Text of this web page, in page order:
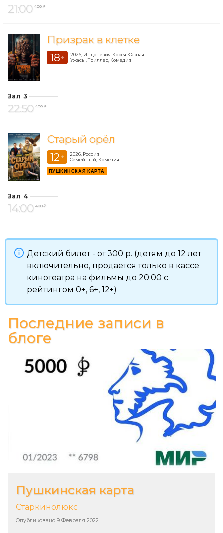
21:00 400 ₽
Призрак в клетке
18 +
2026, Индонезия, Корея Южная
Ужасы, Триллер, Комедия
Зал 3
22:50 400 ₽
Старый орёл
12 +
2026, Россия
Семейный, Комедия
ПУШКИНСКАЯ КАРТА
Зал 4
14:00 400 ₽
Детский билет - от 300 р. (детям до 12 лет
включительно, продается только в кассе
кинотеатра на фильмы до 20:00 с
рейтингом 0+, 6+, 12+)
Последние записи в
блоге
Пушкинская карта
Опубликовано 9 Февраля 2022
Старкинолюкс